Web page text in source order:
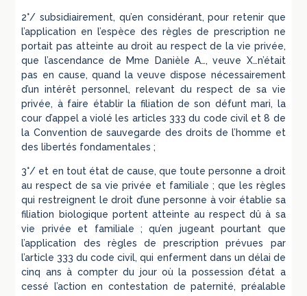
2°/ subsidiairement, qu’en considérant, pour retenir que
l’application en l’espèce des règles de prescription ne
portait pas atteinte au droit au respect de la vie privée,
que l’ascendance de Mme Danièle A…, veuve X…n’était
pas en cause, quand la veuve dispose nécessairement
d’un intérêt personnel, relevant du respect de sa vie
privée, à faire établir la filiation de son défunt mari, la
cour d’appel a violé les articles 333 du code civil et 8 de
la Convention de sauvegarde des droits de l’homme et
des libertés fondamentales ;
3°/ et en tout état de cause, que toute personne a droit
au respect de sa vie privée et familiale ; que les règles
qui restreignent le droit d’une personne à voir établie sa
filiation biologique portent atteinte au respect dû à sa
vie privée et familiale ; qu’en jugeant pourtant que
l’application des règles de prescription prévues par
l’article 333 du code civil, qui enferment dans un délai de
cinq ans à compter du jour où la possession d’état a
cessé l’action en contestation de paternité, préalable